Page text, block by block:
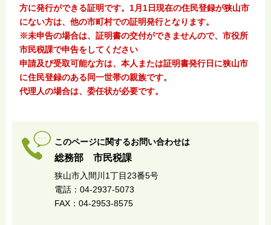
方に発行ができる証明です。1月1日現在の住民登録が狭山市
にない方は、他の市町村での証明発行となります。
※未申告の場合は、証明書の交付ができませんので、市役所
市民税課で申告をしてください
申請及び受取可能な方は、本人または証明書発行日に狭山市
に住民登録のある同一世帯の親族です。
代理人の場合は、委任状が必要です。
このページに関するお問い合わせは
総務部 市民税課
狭山市入間川1丁目23番5号
電話：04-2937-5073
FAX：04-2953-8575